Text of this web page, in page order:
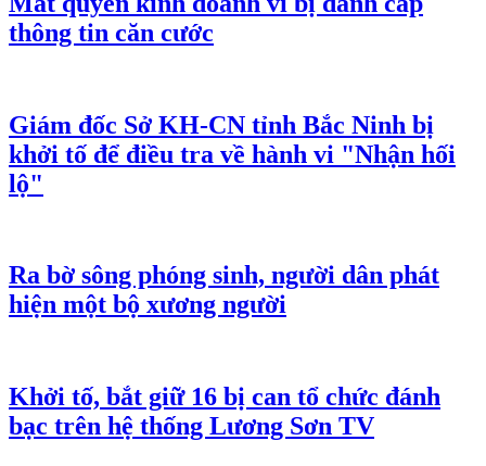
thông tin căn cước
Giám đốc Sở KH-CN tỉnh Bắc Ninh bị
khởi tố để điều tra về hành vi "Nhận hối
lộ"
Ra bờ sông phóng sinh, người dân phát
hiện một bộ xương người
Khởi tố, bắt giữ 16 bị can tổ chức đánh
bạc trên hệ thống Lương Sơn TV